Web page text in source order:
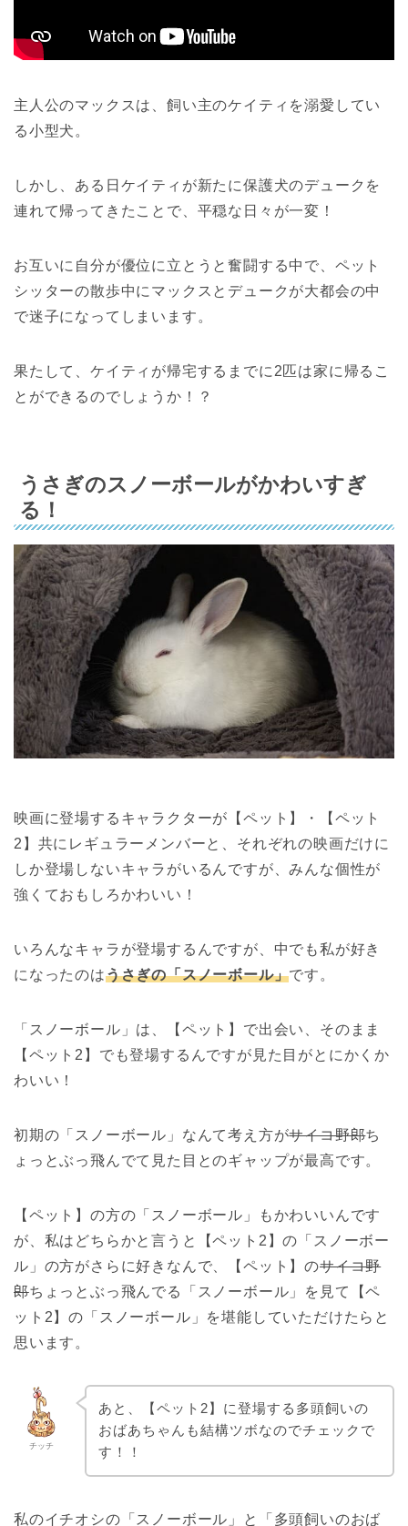
主人公のマックスは、飼い主のケイティを溺愛してい
る小型犬。
しかし、ある日ケイティが新たに保護犬のデュークを
連れて帰ってきたことで、平穏な日々が一変！
お互いに自分が優位に立とうと奮闘する中で、ペット
シッターの散歩中にマックスとデュークが大都会の中
で迷子になってしまいます。
果たして、ケイティが帰宅するまでに2匹は家に帰るこ
とができるのでしょうか！？
うさぎのスノーボールがかわいすぎ
る！
映画に登場するキャラクターが【ペット】・【ペット
2】共にレギュラーメンバーと、それぞれの映画だけに
しか登場しないキャラがいるんですが、みんな個性が
強くておもしろかわいい！
いろんなキャラが登場するんですが、中でも私が好き
になったのはうさぎの「スノーボール」です。
「スノーボール」は、【ペット】で出会い、そのまま
【ペット2】でも登場するんですが見た目がとにかくか
わいい！
初期の「スノーボール」なんて考え方がサイコ野郎ち
ょっとぶっ飛んでて見た目とのギャップが最高です。
【ペット】の方の「スノーボール」もかわいいんです
が、私はどちらかと言うと【ペット2】の「スノーボー
ル」の方がさらに好きなんで、【ペット】のサイコ野
郎ちょっとぶっ飛んでる「スノーボール」を見て【ペ
ット2】の「スノーボール」を堪能していただけたらと
思います。
チッチ
あと、【ペット2】に登場する多頭飼いの
おばあちゃんも結構ツボなのでチェックで
す！！
私のイチオシの「スノーボール」と「多頭飼いのおば